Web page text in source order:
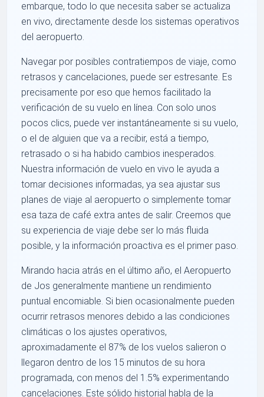
embarque, todo lo que necesita saber se actualiza
en vivo, directamente desde los sistemas operativos
del aeropuerto.
Navegar por posibles contratiempos de viaje, como
retrasos y cancelaciones, puede ser estresante. Es
precisamente por eso que hemos facilitado la
verificación de su vuelo en línea. Con solo unos
pocos clics, puede ver instantáneamente si su vuelo,
o el de alguien que va a recibir, está a tiempo,
retrasado o si ha habido cambios inesperados.
Nuestra información de vuelo en vivo le ayuda a
tomar decisiones informadas, ya sea ajustar sus
planes de viaje al aeropuerto o simplemente tomar
esa taza de café extra antes de salir. Creemos que
su experiencia de viaje debe ser lo más fluida
posible, y la información proactiva es el primer paso.
Mirando hacia atrás en el último año, el Aeropuerto
de Jos generalmente mantiene un rendimiento
puntual encomiable. Si bien ocasionalmente pueden
ocurrir retrasos menores debido a las condiciones
climáticas o los ajustes operativos,
aproximadamente el 87% de los vuelos salieron o
llegaron dentro de los 15 minutos de su hora
programada, con menos del 1.5% experimentando
cancelaciones. Este sólido historial habla de la